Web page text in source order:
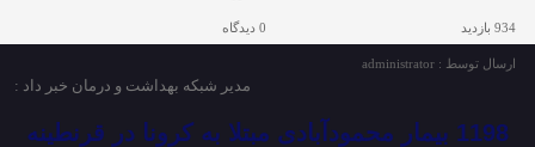
934 بازدید 0 دیدگاه
ارسال توسط : administrator
مدیر شبکه بهداشت و درمان خبر داد :
1198 بیمار محمودآبادی مبتلا به کرونا در قرنطینه